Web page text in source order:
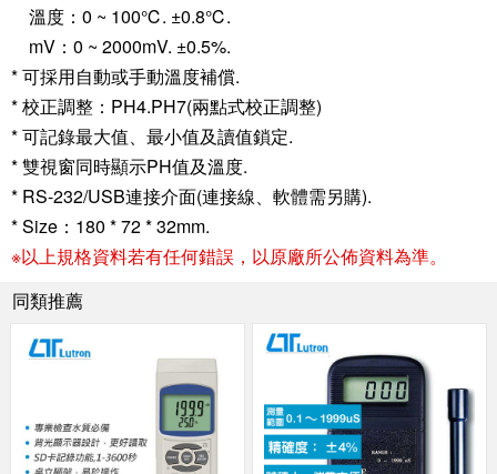
溫度：0 ~ 100℃. ±0.8℃.
mV：0 ~ 2000mV. ±0.5%.
* 可採用自動或手動溫度補償.
* 校正調整：PH4.PH7(兩點式校正調整)
* 可記錄最大值、最小值及讀值鎖定.
* 雙視窗同時顯示PH值及溫度.
* RS-232/USB連接介面(連接線、軟體需另購).
* Size：180 * 72 * 32mm.
※以上規格資料若有任何錯誤，以原廠所公佈資料為準。
同類推薦